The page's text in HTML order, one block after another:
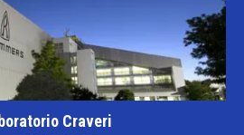
Craveri